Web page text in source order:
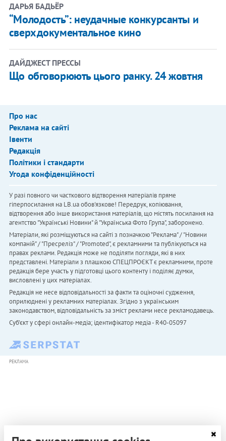
ДАРЬЯ БАДЬЁР
“Молодость”: неудачные конкурсанты и
сверхдокументальное кино
ДАЙДЖЕСТ ПРЕССЫ
Що обговорюють цього ранку. 24 жовтня
Про нас
Реклама на сайті
Івенти
Редакція
Політики і стандарти
Угода конфіденційності
У разі повного чи часткового відтворення матеріалів пряме
гіперпосилання на LB.ua обов'язкове! Передрук, копіювання,
відтворення або інше використання матеріалів, що містять посилання на
агентство "Українськi Новини" й "Українська Фото Група", заборонено.
Матеріали, які розміщуються на сайті з позначкою "Реклама" / "Новини
компаній" / "Пресреліз" / "Promoted", є рекламними та публікуються на
правах реклами. Редакція може не поділяти погляди, які в них
представлені. Матеріали з плашкою СПЕЦПРОЄКТ є рекламними, проте
редакція бере участь у підготовці цього контенту і поділяє думки,
висловлені у цих матеріалах.
Редакція не несе відповідальності за факти та оціночні судження,
оприлюднені у рекламних матеріалах. Згідно з українським
законодавством, відповідальність за зміст реклами несе рекламодавець.
Cуб'єкт у сфері онлайн-медіа; ідентифікатор медіа - R40-05097
РЕКЛАМА